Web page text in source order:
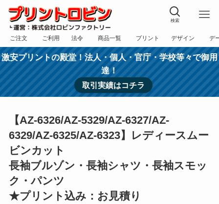
検索
ご注文
フォーム
ご利用
規約
法令
表記
商品一覧
カテゴリー
プリント
方法
デザイン
依頼
デ
入
激安プリントの殿堂！法人・個人・官庁・学校等々で御用
達！
取引実績はコチラ
【AZ-6326/AZ-5329/AZ-6327/AZ-
6329/AZ-6325/AZ-6323】レディースムー
ビンカット
長袖ブルゾン・長袖シャツ・長袖スモッ
ク・パンツ
★プリント込み：お見積り